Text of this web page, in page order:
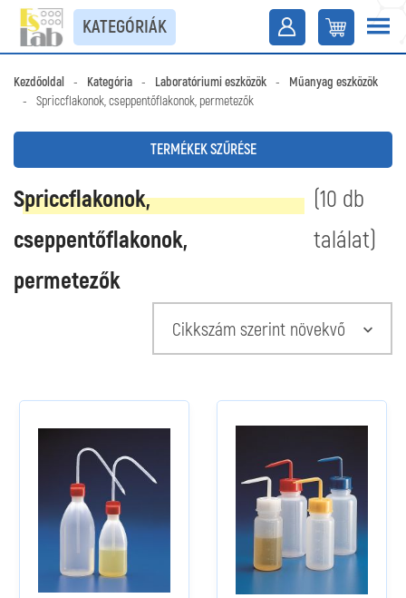
KATEGÓRIÁK
Kezdőoldal - Kategória - Laboratóriumi eszközök -
Műanyag eszközök
-
Spriccflakonok, cseppentőflakonok, permetezők
TERMÉKEK SZŰRÉSE
Spriccflakonok,
cseppentőflakonok,
permetezők
(10 db
találat)
Cikkszám szerint növekvő